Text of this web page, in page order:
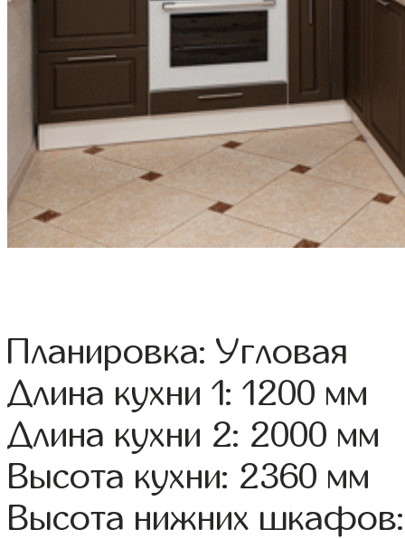
Планировка: Угловая
Длина кухни 1: 1200 мм
Длина кухни 2: 2000 мм
Высота кухни: 2360 мм
Высота нижних